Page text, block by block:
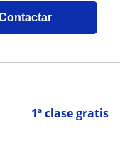
1ª clase gratis